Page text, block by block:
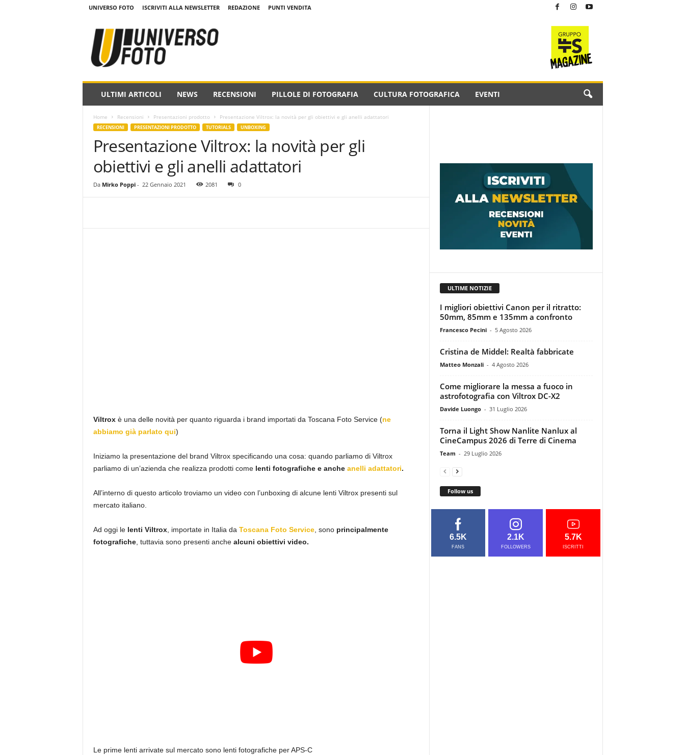
UNIVERSO FOTO ISCRIVITI ALLA NEWSLETTER REDAZIONE PUNTI VENDITA
.
ULTIMI ARTICOLI NEWS RECENSIONI PILLOLE DI FOTOGRAFIA CULTURA FOTOGRAFICA EVENTI
Home Recensioni Presentazioni prodotto Presentazione Viltrox: la novità per gli obiettivi e gli anelli adattatori
RECENSIONI PRESENTAZIONI PRODOTTO TUTORIALS UNBOXING
Presentazione Viltrox: la novità per gli
obiettivi e gli anelli adattatori
Da Mirko Poppi- 22 Gennaio 2021 2081 0
Viltroxè una delle novità per quanto riguarda i brand importati da Toscana Foto Service (ne
abbiamo già parlato qui)
Iniziamo la presentazione del brand Viltrox specificando una cosa: quando parliamo di Viltrox
parliamo di un’azienda che realizza prodotti come lenti fotografiche e anche anelli adattatori.
All’interno di questo articolo troviamo un video con l’unboxing di alcune lenti Viltrox presenti sul
mercato italiano.
Ad oggi le lenti Viltrox, importate in Italia da Toscana Foto Service, sono principalmente
fotografiche, tuttavia sono presenti anche alcuni obiettivi video.
Le prime lenti arrivate sul mercato sono lenti fotografiche per APS-C
ULTIME NOTIZIE
I migliori obiettivi Canon per il ritratto:
50mm, 85mm e 135mm a confronto
Francesco Pecini - 5 Agosto 2026
Cristina de Middel: Realtà fabbricate
Matteo Monzali - 4 Agosto 2026
Come migliorare la messa a fuoco in
astrofotografia con Viltrox DC-X2
Davide Luongo - 31 Luglio 2026
Torna il Light Show Nanlite Nanlux al
CineCampus 2026 di Terre di Cinema
Team - 29 Luglio 2026
Follow us
6.5K
FANS
2.1K
FOLLOWERS
5.7K
ISCRITTI